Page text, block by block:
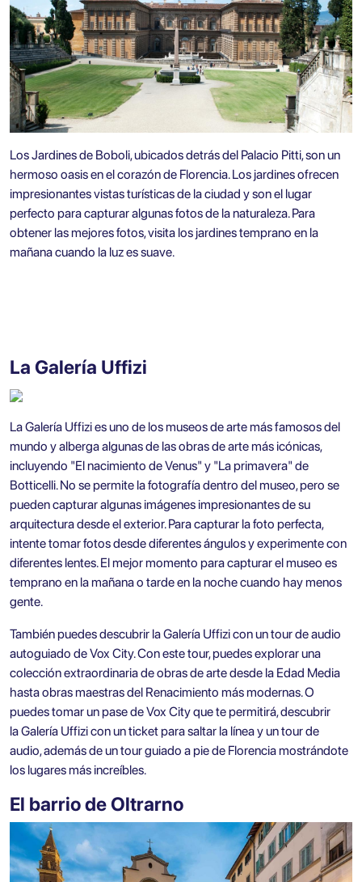
Los Jardines de Boboli, ubicados detrás del Palacio Pitti, son un
hermoso oasis en el corazón de Florencia. Los jardines ofrecen
impresionantes vistas turísticas de la ciudad y son el lugar
perfecto para capturar algunas fotos de la naturaleza. Para
obtener las mejores fotos, visita los jardines temprano en la
mañana cuando la luz es suave.
La Galería Uffizi
La Galería Uffizi es uno de los museos de arte más famosos del
mundo y alberga algunas de las obras de arte más icónicas,
incluyendo "El nacimiento de Venus" y "La primavera" de
Botticelli. No se permite la fotografía dentro del museo, pero se
pueden capturar algunas imágenes impresionantes de su
arquitectura desde el exterior. Para capturar la foto perfecta,
intente tomar fotos desde diferentes ángulos y experimente con
diferentes lentes. El mejor momento para capturar el museo es
temprano en la mañana o tarde en la noche cuando hay menos
gente.
También puedes descubrir laGalería Uffizi con un tour de audio
autoguiado de Vox City.Con este tour, puedes explorar una
colección extraordinaria de obras de arte desde la Edad Media
hasta obras maestras del Renacimiento más modernas. O
puedes tomar un pase de Vox City que te permitirá, descubrir
laGalería Uffizi con un ticket para saltar la línea y un tour de
audio, además de un tour guiado a piede Florencia mostrándote
los lugares más increíbles.
El barrio de Oltrarno